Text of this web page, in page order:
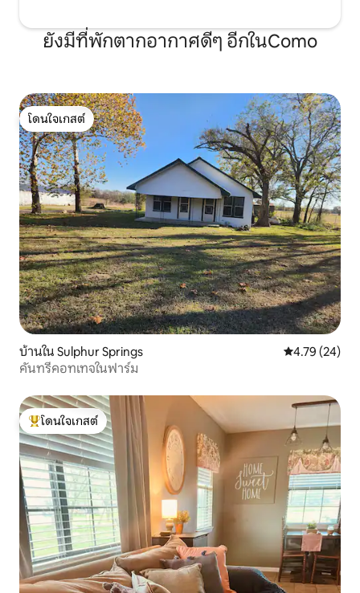
ยังมีที่พักตากอากาศดีๆ อีกในComo
โดนใจเกสต์
โดนใจเกสต์
บ้านใน Sulphur Springs คะแนนเฉลี่ย
4.79 (24)
คันทรีคอทเทจในฟาร์ม
โดนใจเกสต์ที่สุด
โดนใจเกสต์